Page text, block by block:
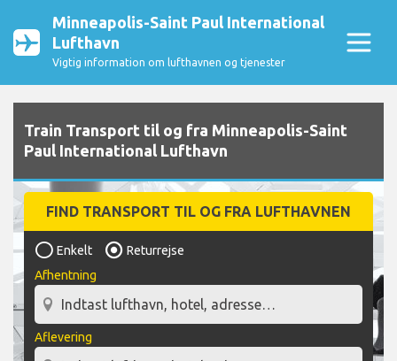
Minneapolis-Saint Paul International
Lufthavn
Vigtig information om lufthavnen og tjenester
Train Transport til og fra Minneapolis-Saint
Paul International Lufthavn
FIND TRANSPORT TIL OG FRA LUFTHAVNEN
Enkelt
Returrejse
Afhentning
Aflevering